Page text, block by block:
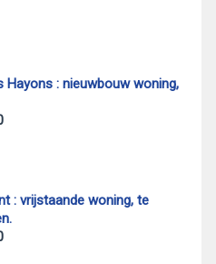
Hayons : nieuwbouw woning,
: vrijstaande woning, te